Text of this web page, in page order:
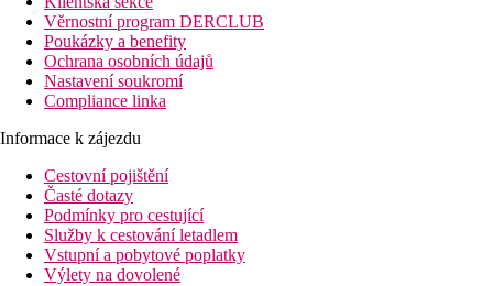
Věrnostní program DERCLUB
Poukázky a benefity
Ochrana osobních údajů
Nastavení soukromí
Compliance linka
Informace k zájezdu
Cestovní pojištění
Časté dotazy
Podmínky pro cestující
Služby k cestování letadlem
Vstupní a pobytové poplatky
Výlety na dovolené